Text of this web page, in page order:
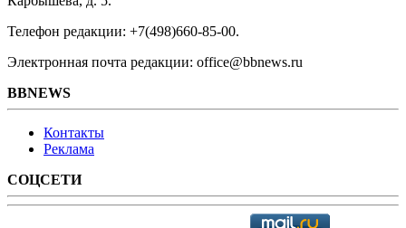
Телефон редакции: +7(498)660-85-00.
Электронная почта редакции: office@bbnews.ru
BBNEWS
Контакты
Реклама
СОЦСЕТИ